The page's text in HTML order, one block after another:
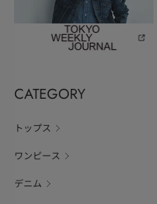
CATEGORY
トップス
ワンピース
デニム